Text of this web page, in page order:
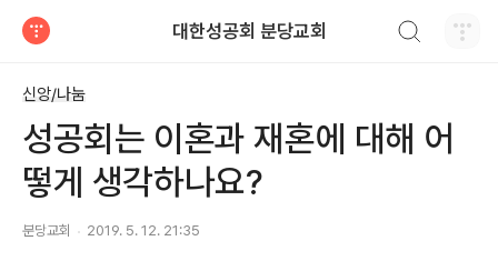
대한성공회 분당교회
신앙/나눔
성공회는 이혼과 재혼에 대해 어
떻게 생각하나요?
분당교회 2019. 5. 12. 21:35